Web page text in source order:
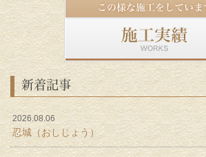
新着記事
2026.08.06
忍城（おしじょう）